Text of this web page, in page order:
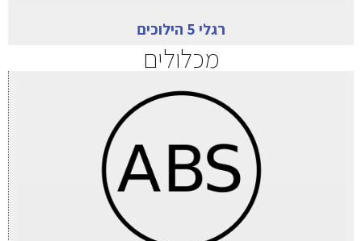
רגלי 5 הילוכים
מכלולים